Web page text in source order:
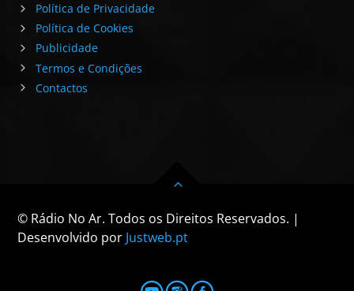
Política de Privacidade
Política de Cookies
Publicidade
Termos e Condições
Contactos
© Rádio No Ar. Todos os Direitos Reservados. |
Desenvolvido por Justweb.pt